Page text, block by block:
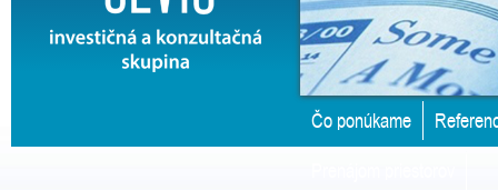
Čo ponúkame